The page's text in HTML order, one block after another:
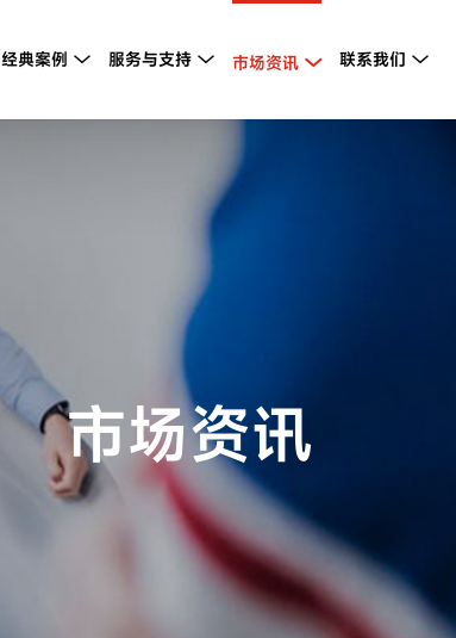
经典案例  服务与支持  市场资讯  联系我们 
市场资讯